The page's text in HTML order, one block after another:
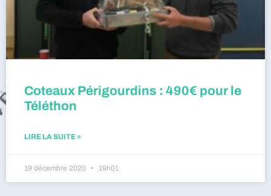
Coteaux Périgourdins : 490€ pour le
Téléthon
LIRE LA SUITE »
19 décembre 2020 19h01